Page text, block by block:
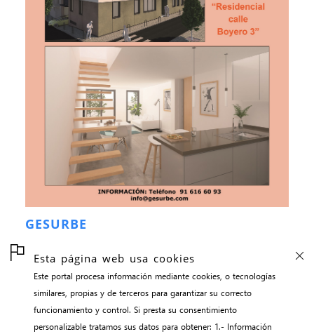
Esta página web usa cookies
Este portal procesa información mediante cookies, o tecnologías
similares, propias y de terceros para garantizar su correcto
funcionamiento y control. Si presta su consentimiento
personalizable tratamos sus datos para obtener: 1.- Información
GESURBE
contacto
aviso legal